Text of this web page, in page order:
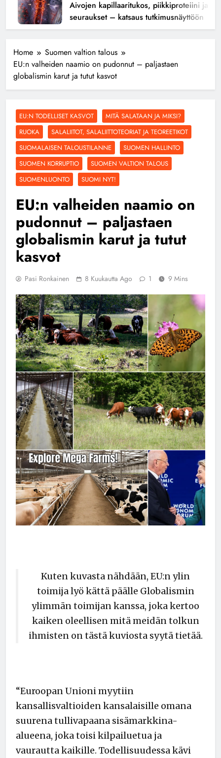
Aivojen kapillaaritukos, piikkiproteiini ja
seuraukset – katsaus tutkimusnäyttöön
Home
Suomen valtion talous
EU:n valheiden naamio on pudonnut – paljastaen
globalismin karut ja tutut kasvot
EU:N TODELLISET KASVOT
MITÄ SALATAAN JA MIKSI?
RUOKA
SALALIITOT, SALALIITTOTEORIAT JA TEOREETIKOT
SUOMALAISEN TALOUSTILANNE
SUOMEN HALLINTO
SUOMEN KORRUPTIO
SUOMEN VALTION TALOUS
SUOMENLUONTO
SUOMI NYT!
EU:n valheiden naamio on
pudonnut – paljastaen
globalismin karut ja tutut
kasvot
Pasi Ronkainen 8 Kuukautta Ago 1 9 Mins
Kuten kuvasta nähdään, EU:n ylin
toimija lyö kättä päälle Globalismin
ylimmän toimijan kanssa, joka kertoo
kaiken oleellisen mitä meidän tolkun
ihmisten on tästä kuviosta syytä tietää.
“Euroopan Unioni myytiin
kansallisvaltioiden kansalaisille omana
suurena tullivapaana sisämarkkina-
alueena, joka toisi kilpailuetua ja
vaurautta kaikille. Todellisuudessa kävi